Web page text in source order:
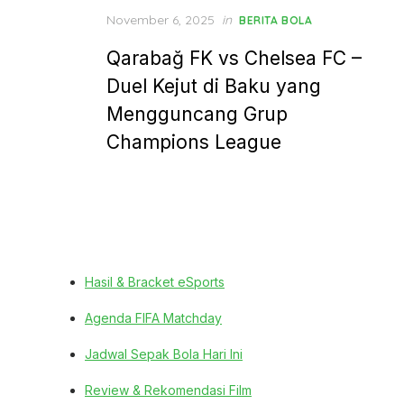
Posted
November 6, 2025 in BERITA BOLA
Qarabağ FK vs Chelsea FC –
Duel Kejut di Baku yang
Mengguncang Grup
Champions League
Hasil & Bracket eSports
Agenda FIFA Matchday
Jadwal Sepak Bola Hari Ini
Review & Rekomendasi Film